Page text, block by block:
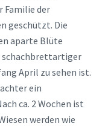
Familie der
geschützt. Die
aparte Blüte
April zu sehen ist.
ein
ca. 2 Wochen ist
werden wie